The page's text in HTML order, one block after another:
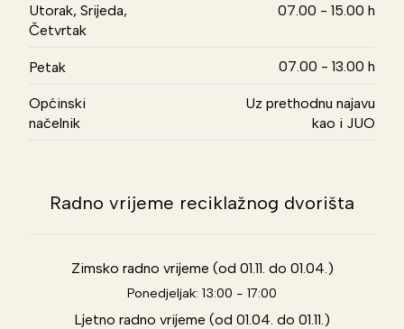
Utorak, Srijeda,
Četvrtak
07.00 - 15.00 h
Petak 07.00 - 13.00 h
Općinski
načelnik
Uz prethodnu najavu
kao i JUO
Radno vrijeme reciklažnog dvorišta
Zimsko radno vrijeme (od 01.11. do 01.04.)
Ponedjeljak: 13:00 - 17:00
Ljetno radno vrijeme (od 01.04. do 01.11.)